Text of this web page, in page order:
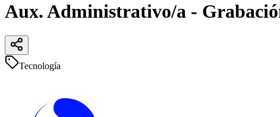
Aux. Administrativo/a -
Tecnología